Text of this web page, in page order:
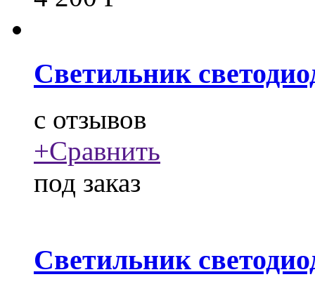
Светильник
c отзывов
+Сравнить
под заказ
Светильник